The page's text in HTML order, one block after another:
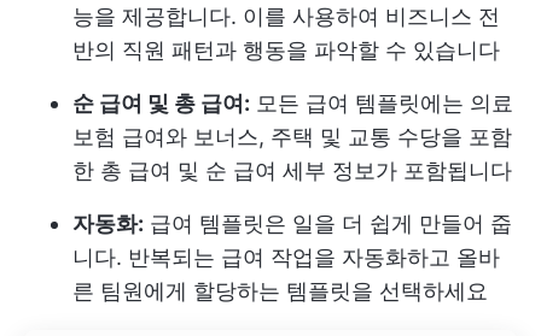
능을 제공합니다. 이를 사용하여 비즈니스 전
반의 직원 패턴과 행동을 파악할 수 있습니다
순 급여 및 총 급여: 모든 급여 템플릿에는 의료
보험 급여와 보너스, 주택 및 교통 수당을 포함
한 총 급여 및 순 급여 세부 정보가 포함됩니다
자동화: 급여 템플릿은 일을 더 쉽게 만들어 줍
니다. 반복되는 급여 작업을 자동화하고 올바
른 팀원에게 할당하는 템플릿을 선택하세요